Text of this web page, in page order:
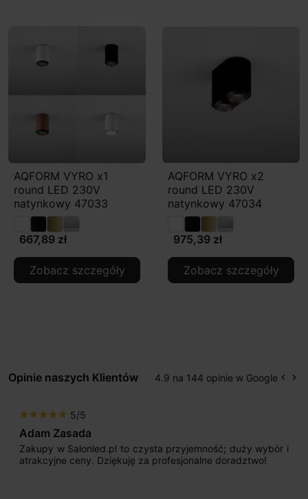
AQFORM VYRO x1
round LED 230V
natynkowy 47033
667,89 zł
Zobacz szczegóły
AQFORM VYRO x2
round LED 230V
natynkowy 47034
975,39 zł
Zobacz szczegóły
Opinie naszych Klientów 4.9 na 144 opinie w Google keyboard_arrow_left keyboard_arrow_right
star star star star star 5/5
Adam Zasada
Zakupy w Salonled.pl to czysta przyjemność; duży wybór i
atrakcyjne ceny. Dziękuję za profesjonalne doradztwo!